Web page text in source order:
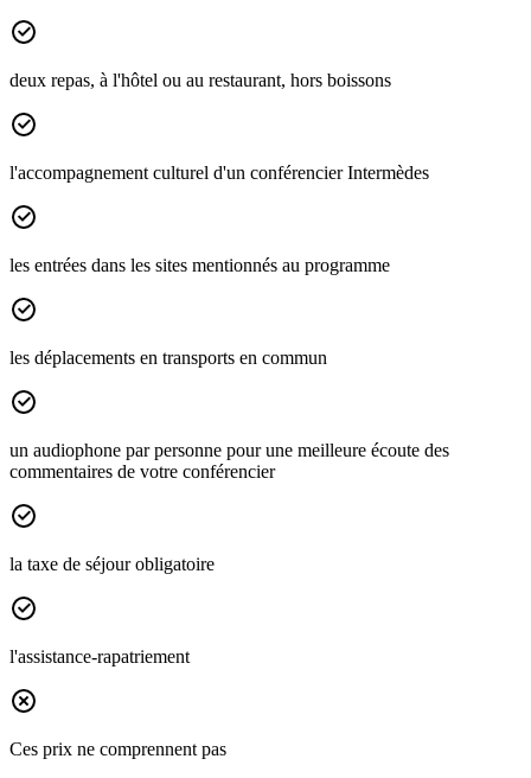
deux repas, à l'hôtel ou au restaurant, hors boissons
l'accompagnement culturel d'un conférencier Intermèdes
les entrées dans les sites mentionnés au programme
les déplacements en transports en commun
un audiophone par personne pour une meilleure écoute des
commentaires de votre conférencier
la taxe de séjour obligatoire
l'assistance-rapatriement
Ces prix ne comprennent pas